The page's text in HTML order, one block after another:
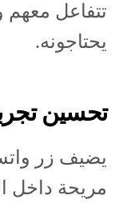
تتفاعل
يحتاجونه.
تحسين
يضيف زر
مريحة داخل